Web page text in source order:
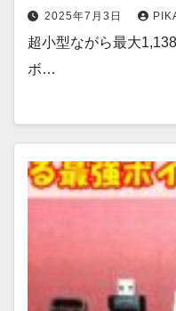
2025年7月3日
超小型ながら最大
ボ…